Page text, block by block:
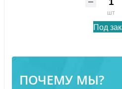
ПОЧЕМУ МЫ?
шт
Под